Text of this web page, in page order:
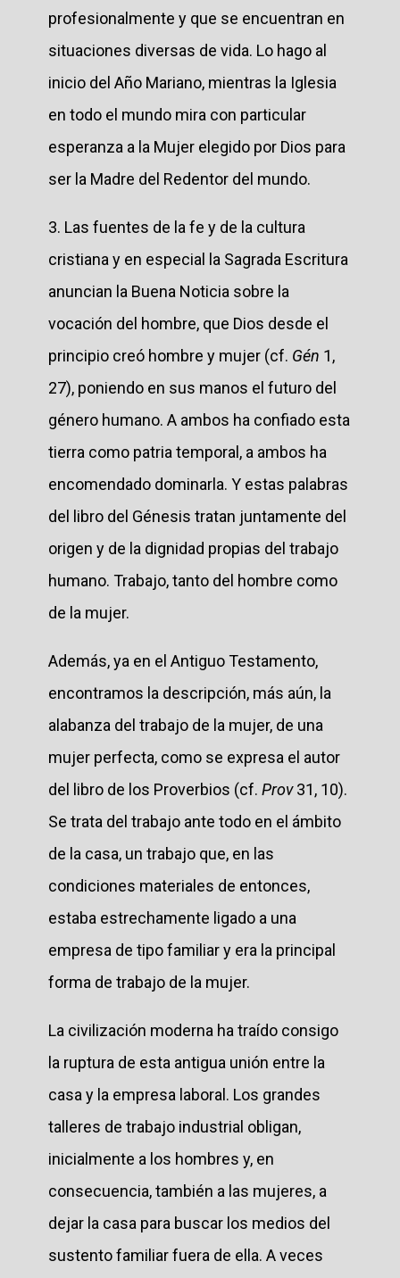
profesionalmente y que se encuentran en
situaciones diversas de vida. Lo hago al
inicio del Año Mariano, mientras la Iglesia
en todo el mundo mira con particular
esperanza a la Mujer elegido por Dios para
ser la Madre del Redentor del mundo.
3. Las fuentes de la fe y de la cultura
cristiana y en especial la Sagrada Escritura
anuncian la Buena Noticia sobre la
vocación del hombre, que Dios desde el
principio creó hombre y mujer (cf. Gén 1,
27), poniendo en sus manos el futuro del
género humano. A ambos ha confiado esta
tierra como patria temporal, a ambos ha
encomendado dominarla. Y estas palabras
del libro del Génesis tratan juntamente del
origen y de la dignidad propias del trabajo
humano. Trabajo, tanto del hombre como
de la mujer.
Además, ya en el Antiguo Testamento,
encontramos la descripción, más aún, la
alabanza del trabajo de la mujer, de una
mujer perfecta, como se expresa el autor
del libro de los Proverbios (cf. Prov31, 10).
Se trata del trabajo ante todo en el ámbito
de la casa, un trabajo que, en las
condiciones materiales de entonces,
estaba estrechamente ligado a una
empresa de tipo familiar y era la principal
forma de trabajo de la mujer.
La civilización moderna ha traído consigo
la ruptura de esta antigua unión entre la
casa y la empresa laboral. Los grandes
talleres de trabajo industrial obligan,
inicialmente a los hombres y, en
consecuencia, también a las mujeres, a
dejar la casa para buscar los medios del
sustento familiar fuera de ella. A veces